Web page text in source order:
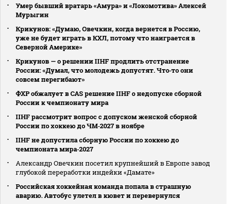
Умер бывший вратарь «Амура» и «Локомотива» Алексей
Мурыгин
Крикунов: «Думаю, Овечкин, когда вернется в Россию,
уже не будет играть в КХЛ, потому что наиграется в
Северной Америке»
Крикунов — о решении IIHF продлить отстранение
России: «Думал, что молодежь допустят. Что‑то они
совсем перегибают»
ФХР обжалует в CAS решение IIHF о недопуске сборной
России к чемпионату мира
IIHF рассмотрит вопрос с допуском женской сборной
России по хоккею до ЧМ‑2027 в ноябре
IIHF не допустила сборную России по хоккею до
чемпионата мира‑2027
Александр Овечкин посетил крупнейший в Европе завод
глубокой переработки индейки «Дамате»
Российская хоккейная команда попала в страшную
аварию. Автобус улетел в кювет и перевернулся